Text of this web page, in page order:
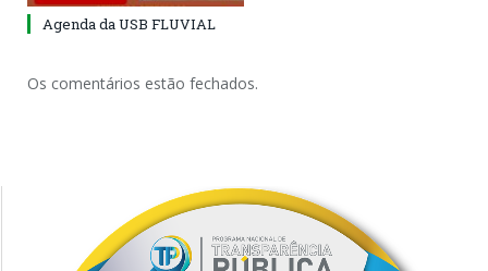
Agenda da USB FLUVIAL
Os comentários estão fechados.